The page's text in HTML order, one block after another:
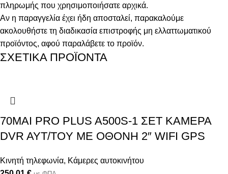
πληρωμής που χρησιμοποιήσατε αρχικά.
Αν η παραγγελία έχει ήδη αποσταλεί, παρακαλούμε
ακολουθήστε τη διαδικασία επιστροφής μη ελλαττωματικού
προϊόντος, αφού παραλάβετε το προϊόν.
ΣΧΕΤΙΚΑ ΠΡΟΪΟΝΤΑ
70MAI PRO PLUS A500S-1 ΣΕΤ ΚΑΜΕΡΑ
DVR AYT/TOY ME OΘΟΝΗ 2″ WIFI GPS
Κινητή τηλεφωνία, Κάμερες αυτοκινήτου